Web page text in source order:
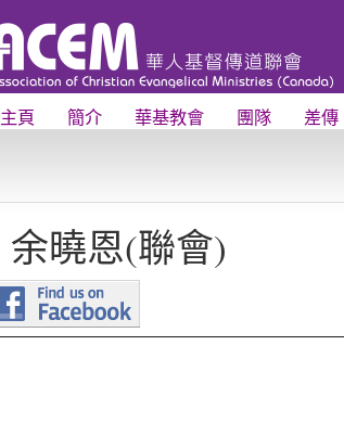
主頁 簡介 華基教會 團隊 差傳
余曉恩(聯會)